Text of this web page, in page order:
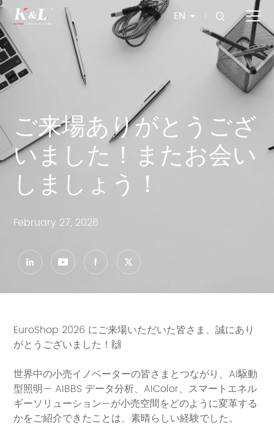
EN
ご来場ありがとうござ
いました！またお会い
しましょう！
February 27, 2026
EuroShop 2026 にご来場いただいた皆さま、誠にあり
がとうございました！🙌
世界中の小売イノベーターの皆さまとつながり、AI駆動
型照明— AIBBS データ分析、AIColor、スマートエネル
ギーソリューション—が小売空間をどのように変革する
かをご紹介できたことは、素晴らしい経験でした。